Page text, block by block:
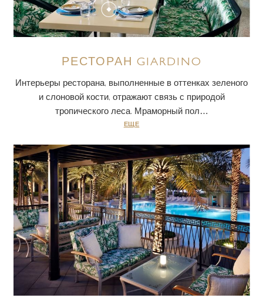
РЕСТОРАН GIARDINO
Интерьеры ресторана, выполненные в оттенках зеленого
и слоновой кости, отражают связь с природой
тропического леса. Мраморный пол…
ЕЩЕ